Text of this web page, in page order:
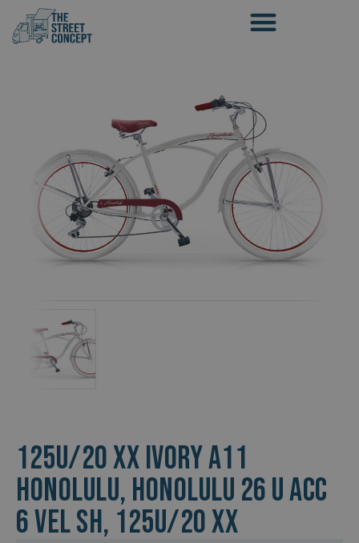
125U/20 XX IVORY A11
Honolulu, HONOLULU 26 U ACC
6 VEL SH, 125U/20 XX